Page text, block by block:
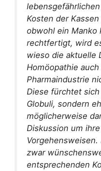
Kosten der
obwohl ein Manko
rechtfertigt, wird
wieso die aktuelle
Homöopathie
Pharmaindustrie
Diese fürchtet
Globuli, sondern
möglicherweise
Diskussion um
Vorgehensweisen.
zwar
entsprechenden